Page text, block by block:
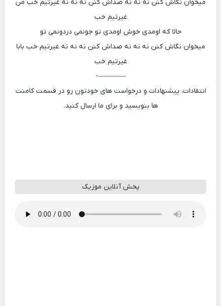
میخوان نگاش کنن نه نه نه صداش کنن نه نه نه غیرتیم خب من
غیرتیم خب
حالا که اومدی خوش اومدی تو جونمی دردونمی تو
میخوان نگاش کنن نه نه نه صداش کنن نه نه نه غیرتیم خب بابا
غیرتیم خب
————-
انتقادات، پیشنهادات و درخواست های خودتون رو در قسمت کامنت
ها بنویسید و برای ما ارسال کنید.
پخش آنلاین موزیک